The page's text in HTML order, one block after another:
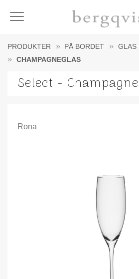
Meny
PRODUKTER PÅ BORDET
GLAS
CHAMPAGNEGLAS
Select -
Rona